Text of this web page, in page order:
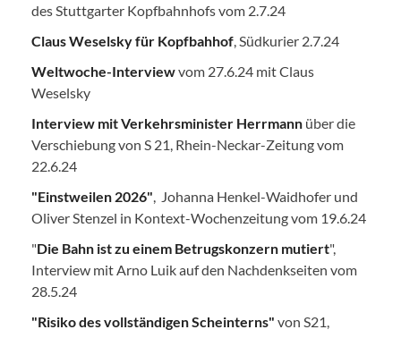
des Stuttgarter Kopfbahnhofs vom 2.7.24
Claus Weselsky für Kopfbahhof , Südkurier 2.7.24
Weltwoche-Interviewvom 27.6.24 mit Claus
Weselsky
Interview mit Verkehrsminister Herrmann über die
Verschiebung von S 21, Rhein-Neckar-Zeitung vom
22.6.24
"Einstweilen 2026" , Johanna Henkel-Waidhofer und
Oliver Stenzel in Kontext-Wochenzeitung vom 19.6.24
"Die Bahn ist zu einem Betrugskonzern mutiert",
Interview mit Arno Luik auf den Nachdenkseiten vom
28.5.24
"Risiko des vollständigen Scheinterns" von S21,